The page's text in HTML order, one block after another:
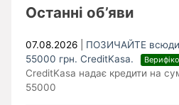
Останні об’яви
07.08.2026
ПОЗИЧАЙТЕ всюди,
55000 грн. CreditKasa.
CreditKasa надає кредити на
55000